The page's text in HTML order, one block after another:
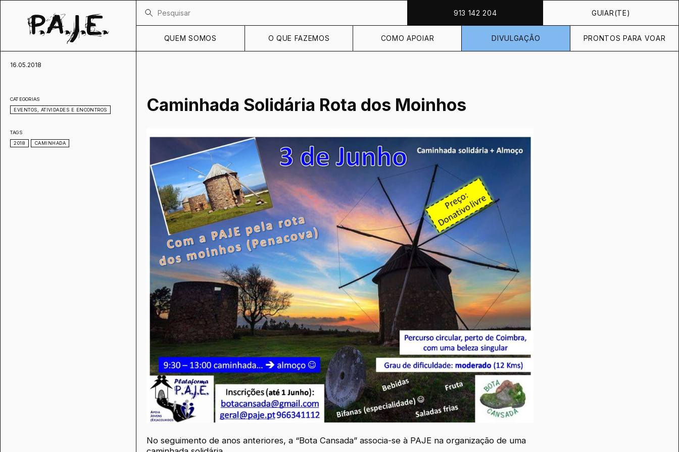
913 142 204 GUIAR(TE)
QUEM SOMOS O QUE FAZEMOS COMO APOIAR DIVULGAÇÃO PRONTOS PARA VOAR
16.05.2018
CATEGORIAS
EVENTOS, ATIVIDADES E ENCONTROS
TAGS
2018
CAMINHADA
Caminhada Solidária Rota dos Moinhos
No seguimento de anos anteriores, a “Bota Cansada” associa-se à PAJE na organização de uma